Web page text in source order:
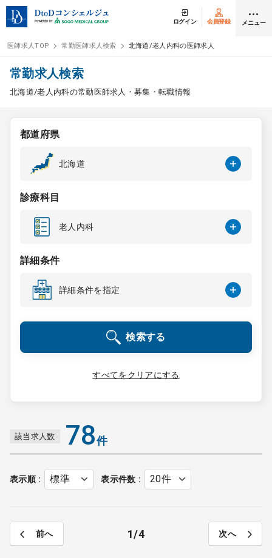
ログイン 会員登録 メニュー
ログイン
医師求人
常勤検索
スポット検索
DtoDの転職・
コンサルタント
成功事例
転職ノウハウ
受付時間 9:00 ～ 18:00（平日）
0120-337-613
クリニック開業
お問合せ
医師求人TOP 常勤医師求人検索 北海道/老人内科の医師求人
常勤求人検索
北海道/老人内科の常勤医師求人・募集・転職情報
都道府県
北海道
診療科目
老人内科
詳細条件
詳細条件を指定
検索する
すべてをクリアにする
該当求人数 78件
表示順 表示件数
前へ 1 4 次へ